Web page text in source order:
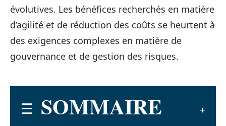
évolutives. Les bénéfices recherchés en matière
d’agilité et de réduction des coûts se heurtent à
des exigences complexes en matière de
gouvernance et de gestion des risques.
SOMMAIRE